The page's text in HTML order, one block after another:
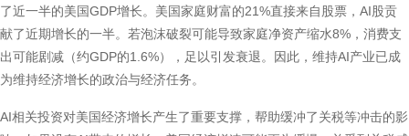
了近一半的美国GDP增长。美国家庭财富的21%直接来自股票，AI股贡
献了近期增长的一半。若泡沫破裂可能导致家庭净资产缩水8%，消费支
出可能剧减（约GDP的1.6%），足以引发衰退。因此，维持AI产业已成
为维持经济增长的政治与经济任务。
AI相关投资对美国经济增长产生了重要支撑，帮助缓冲了关税等冲击的影